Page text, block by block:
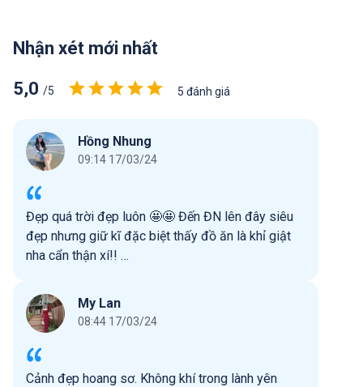
Nhận xét mới nhất
5,0 /5 5 đánh giá
Hồng Nhung
09:14 17/03/24
Đẹp quá trời đẹp luôn 🤩🤩 Đến ĐN lên đây siêu
đẹp nhưng giữ kĩ đặc biệt thấy đồ ăn là khỉ giật
nha cẩn thận xí!! …
My Lan
08:44 17/03/24
Cảnh đẹp hoang sơ. Không khí trong lành yên